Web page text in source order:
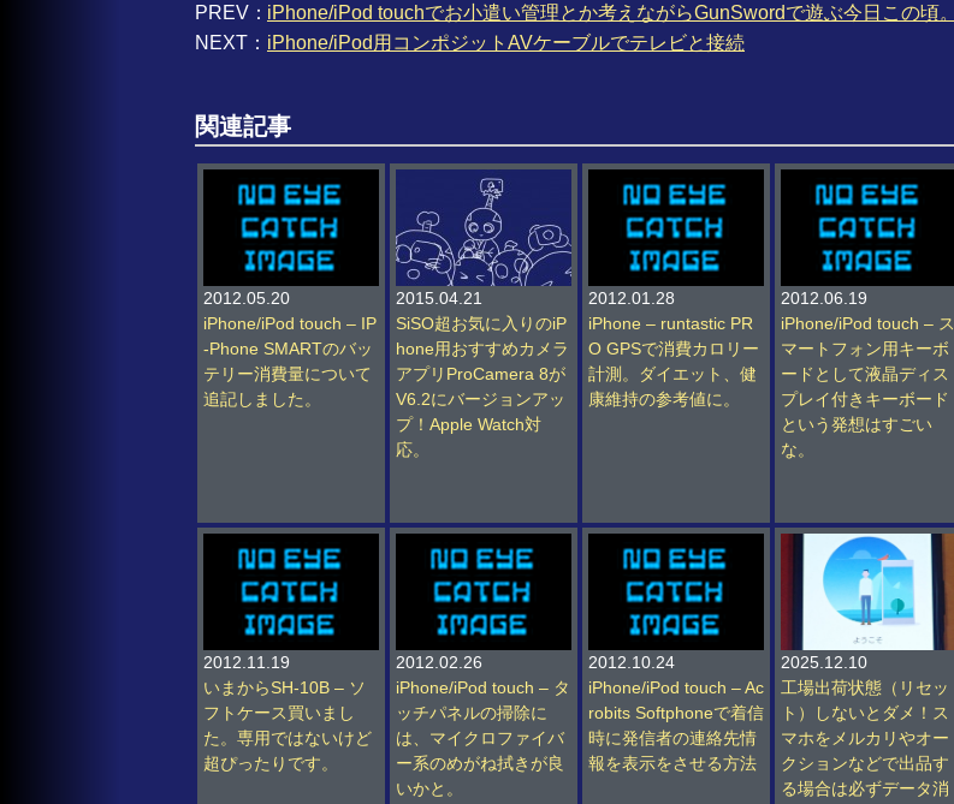
PREV： iPhone/iPod touchでお小遣い管理とか考えながらGunSwordで遊ぶ今日この頃。
NEXT： iPhone/iPod用コンポジットAVケーブルでテレビと接続
関連記事
2012.05.20
iPhone/iPod touch – IP
-Phone SMARTのバッ
テリー消費量について
追記しました。
2015.04.21
SiSO超お気に入りのiP
hone用おすすめカメラ
アプリProCamera 8が
V6.2にバージョンアッ
プ！Apple Watch対
応。
2012.01.28
iPhone – runtastic PR
O GPSで消費カロリー
計測。ダイエット、健
康維持の参考値に。
2012.06.19
iPhone/iPod touch – ス
マートフォン用キーボ
ードとして液晶ディス
プレイ付きキーボード
という発想はすごい
な。
2012.11.19
いまからSH-10B – ソ
フトケース買いまし
た。専用ではないけど
超ぴったりです。
2012.02.26
iPhone/iPod touch – タ
ッチパネルの掃除に
は、マイクロファイバ
ー系のめがね拭きが良
いかと。
2012.10.24
iPhone/iPod touch – Ac
robits Softphoneで着信
時に発信者の連絡先情
報を表示をさせる方法
2025.12.10
工場出荷状態（リセッ
ト）しないとダメ！ス
マホをメルカリやオー
クションなどで出品す
る場合は必ずデータ消